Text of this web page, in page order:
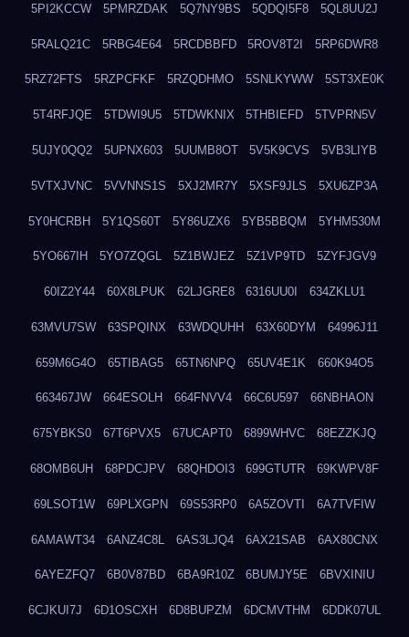
5PI2KCCW 5PMRZDAK 5Q7NY9BS 5QDQI5F8 5QL8UU2J
5RALQ21C 5RBG4E64 5RCDBBFD 5ROV8T2I 5RP6DWR8
5RZ72FTS 5RZPCFKF 5RZQDHMO 5SNLKYWW 5ST3XE0K
5T4RFJQE 5TDWI9U5 5TDWKNIX 5THBIEFD 5TVPRN5V
5UJY0QQ2 5UPNX603 5UUMB8OT 5V5K9CVS 5VB3LIYB
5VTXJVNC 5VVNNS1S 5XJ2MR7Y 5XSF9JLS 5XU6ZP3A
5Y0HCRBH 5Y1QS60T 5Y86UZX6 5YB5BBQM 5YHM530M
5YO667IH 5YO7ZQGL 5Z1BWJEZ 5Z1VP9TD 5ZYFJGV9
60IZ2Y44 60X8LPUK 62LJGRE8 6316UU0I 634ZKLU1
63MVU7SW 63SPQINX 63WDQUHH 63X60DYM 64996J11
659M6G4O 65TIBAG5 65TN6NPQ 65UV4E1K 660K94O5
663467JW 664ESOLH 664FNVV4 66C6U597 66NBHAON
675YBKS0 67T6PVX5 67UCAPT0 6899WHVC 68EZZKJQ
68OMB6UH 68PDCJPV 68QHDOI3 699GTUTR 69KWPV8F
69LSOT1W 69PLXGPN 69S53RP0 6A5ZOVTI 6A7TVFIW
6AMAWT34 6ANZ4C8L 6AS3LJQ4 6AX21SAB 6AX80CNX
6AYEZFQ7 6B0V87BD 6BA9R10Z 6BUMJY5E 6BVXINIU
6CJKUI7J 6D1OSCXH 6D8BUPZM 6DCMVTHM 6DDK07UL